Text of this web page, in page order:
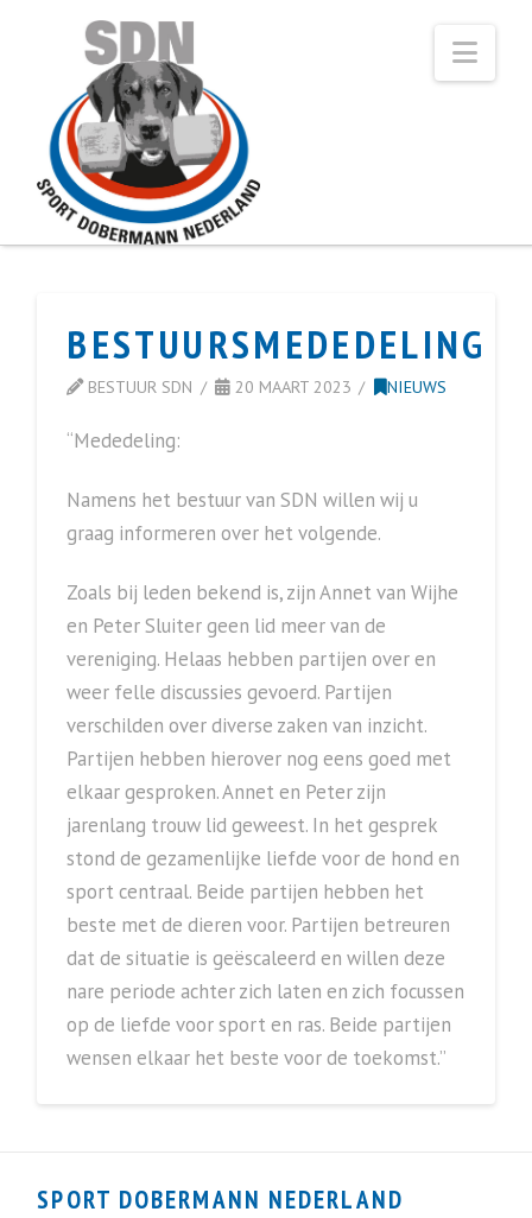
BESTUURSMEDEDELING
BESTUUR SDN 20 MAART 2023 NIEUWS
“Mededeling:
Namens het bestuur van SDN willen wij u
graag informeren over het volgende.
Zoals bij leden bekend is, zijn Annet van Wijhe
en Peter Sluiter geen lid meer van de
vereniging. Helaas hebben partijen over en
weer felle discussies gevoerd. Partijen
verschilden over diverse zaken van inzicht.
Partijen hebben hierover nog eens goed met
elkaar gesproken. Annet en Peter zijn
jarenlang trouw lid geweest. In het gesprek
stond de gezamenlijke liefde voor de hond en
sport centraal. Beide partijen hebben het
beste met de dieren voor. Partijen betreuren
dat de situatie is geëscaleerd en willen deze
nare periode achter zich laten en zich focussen
op de liefde voor sport en ras. Beide partijen
wensen elkaar het beste voor de toekomst.”
SPORT DOBERMANN NEDERLAND